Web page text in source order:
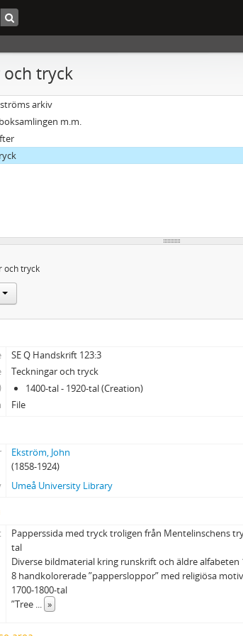
och tryck
arkiv
m.m.
och tryck
SE Q Handskrift 123:3
Teckningar och tryck
1400-tal - 1920-tal (Creation)
File
Ekström, John
(1858-1924)
Umeå University Library
Papperssida med tryck troligen från Mentelinschens
tal
Diverse bildmaterial kring runskrift och äldre alfabeten
8 handkolorerade ”pappersloppor” med religiösa
1700-1800-tal
”Tree ... »